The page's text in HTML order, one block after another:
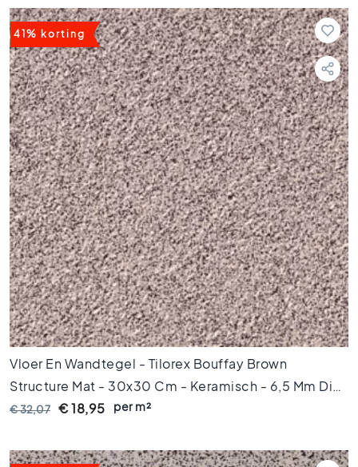
l
e
u
r
e
n
M
a
r
m
e
r
v
l
o
e
r
t
e
g
e
l
s
V
e
41% korting
Vloer En Wandtegel - Tilorex Bouffay Brown
Structure Mat - 30x30 Cm - Keramisch - 6,5 Mm Dik
- VTX61148
€ 32,07 € 18,95 per m²